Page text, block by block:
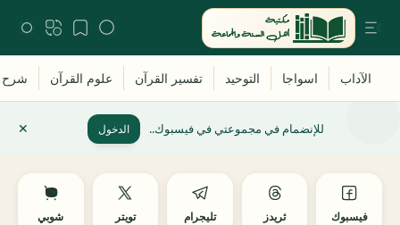
للإنضمام في مجموعتي في فيسبوك.. الدخول
فيسبوك ثريدز تليجرام تويتر شوبي